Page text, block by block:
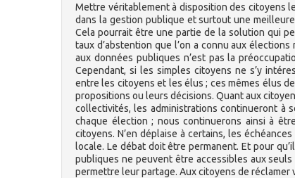
Mettre véritablement à disposition des citoyens
dans la gestion publique et surtout une
Cela pourrait être une partie de la solution qui
taux d’abstention que l’on a connu aux
aux données publiques n’est pas la
Cependant, si les simples citoyens ne s’y
entre les citoyens et les élus ; ces mêmes élus
propositions ou leurs décisions. Quant aux
collectivités, les administrations continueront à
chaque élection ; nous continuerons ainsi à
citoyens. N’en déplaise à certains, les
locale. Le débat doit être permanent. Et pour
publiques ne peuvent être accessibles aux
permettre leur partage. Aux citoyens de réclamer